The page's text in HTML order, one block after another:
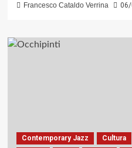
Francesco Cataldo Verrina
Contemporary Jazz Cultura